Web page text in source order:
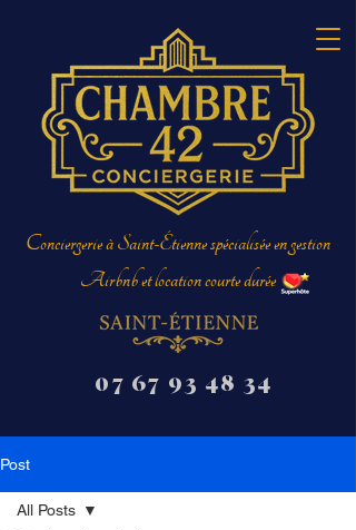
Conciergerie à Saint-Étienne spécialisée en gestion
Airbnb et location courte durée
07 67 93 48 34
Post
All Posts